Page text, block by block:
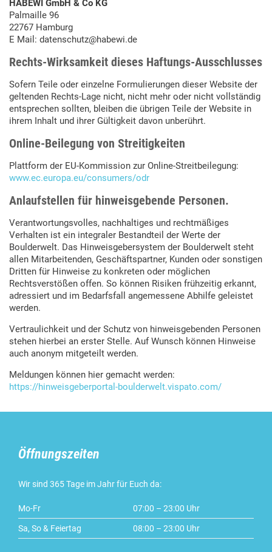
HABEWI GmbH & Co KG
Palmaille 96
22767 Hamburg
E Mail: datenschutz@habewi.de
Rechts-Wirksamkeit dieses Haftungs-Ausschlusses
Sofern Teile oder einzelne Formulierungen dieser Website der
geltenden Rechts-Lage nicht, nicht mehr oder nicht vollständig
entsprechen sollten, bleiben die übrigen Teile der Website in
ihrem Inhalt und ihrer Gültigkeit davon unberührt.
Online-Beilegung von Streitigkeiten
Plattform der EU-Kommission zur Online-Streitbeilegung:
www.ec.europa.eu/consumers/odr
Anlaufstellen für hinweisgebende Personen.
Verantwortungsvolles, nachhaltiges und rechtmäßiges
Verhalten ist ein integraler Bestandteil der Werte der
Boulderwelt. Das Hinweisgebersystem der Boulderwelt steht
allen Mitarbeitenden, Geschäftspartner, Kunden oder sonstigen
Dritten für Hinweise zu konkreten oder möglichen
Rechtsverstößen offen. So können Risiken frühzeitig erkannt,
adressiert und im Bedarfsfall angemessene Abhilfe geleistet
werden.
Vertraulichkeit und der Schutz von hinweisgebenden Personen
stehen hierbei an erster Stelle. Auf Wunsch können Hinweise
auch anonym mitgeteilt werden.
Meldungen können hier gemacht werden:
https://hinweisgeberportal-boulderwelt.vispato.com/
Öffnungszeiten
Wir sind 365 Tage im Jahr für Euch da:
Mo-Fr 07:00 – 23:00 Uhr
Sa, So & Feiertag 08:00 – 23:00 Uhr